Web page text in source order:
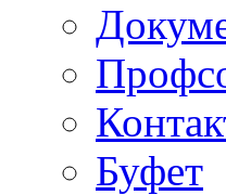
Буфет